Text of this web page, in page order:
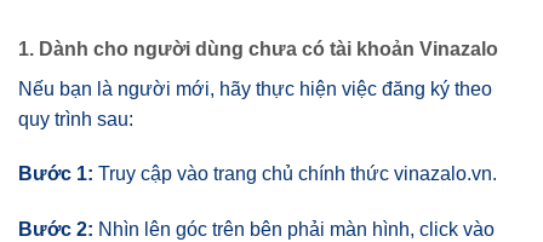
1. Dành cho người dùng chưa có tài khoản Vinazalo
Nếu bạn là người mới, hãy thực hiện việc đăng ký theo
quy trình sau:
Bước 1: Truy cập vào trang chủ chính thức vinazalo.vn.
Bước 2: Nhìn lên góc trên bên phải màn hình, click vào